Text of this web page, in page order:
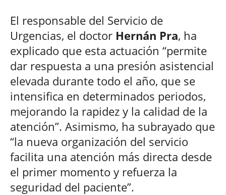
El responsable del Servicio de
Urgencias, el doctor Hernán Pra, ha
explicado que esta actuación “permite
dar respuesta a una presión asistencial
elevada durante todo el año, que se
intensifica en determinados periodos,
mejorando la rapidez y la calidad de la
atención”. Asimismo, ha subrayado que
“la nueva organización del servicio
facilita una atención más directa desde
el primer momento y refuerza la
seguridad del paciente”.